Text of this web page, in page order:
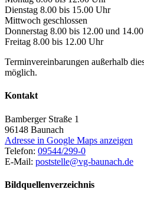
Dienstag 8.00 bis 15.00 Uhr
Mittwoch geschlossen
Donnerstag 8.00 bis 12.00 und
Freitag 8.00 bis 12.00 Uhr
Terminvereinbarungen außerhalb
möglich.
Kontakt
Bamberger Straße 1
96148 Baunach
Adresse in Google Maps anzeigen
Telefon: 09544/299-0
E-Mail: poststelle@vg-baunach.de
Bildquellenverzeichnis